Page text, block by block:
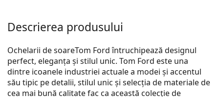
Descrierea produsului
Ochelarii de soareTom Ford întruchipează designul
perfect, eleganța și stilul unic. Tom Ford este una
dintre icoanele industriei actuale a modei și accentul
său tipic pe detalii, stilul unic și selecția de materiale de
cea mai bună calitate fac ca această colecție de